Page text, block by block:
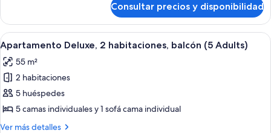
balcón
(4
Adults)
Deluxe,
habitaciones,
balcón
(4
Adults)
Consultar precios y disponibilidad
Abrir
todas
las
fotos
de
Apartamento
Deluxe,
Una sala de estar moderna con un
6
Apartamento Deluxe, 2 habitaciones, balcón (5 Adults)
55 m²
2 habitaciones
5 huéspedes
5 camas individuales y 1 sofá cama individual
Ver más detalles
Más